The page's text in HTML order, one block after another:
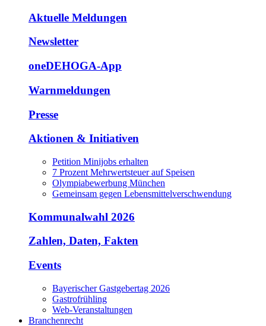
Aktuelle Meldungen
Newsletter
oneDEHOGA-App
Warnmeldungen
Presse
Aktionen & Initiativen
Petition Minijobs erhalten
7 Prozent Mehrwertsteuer auf Speisen
Olympiabewerbung München
Gemeinsam gegen Lebensmittelverschwendung
Kommunalwahl 2026
Zahlen, Daten, Fakten
Events
Bayerischer Gastgebertag 2026
Gastrofrühling
Web-Veranstaltungen
Branchenrecht